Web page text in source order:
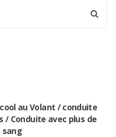
au Volant / conduite
Conduite avec plus de
sang